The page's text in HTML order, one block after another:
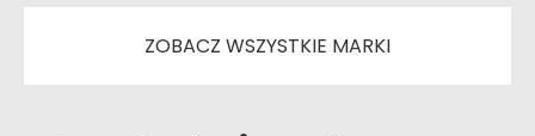
ZOBACZ WSZYSTKIE MARKI